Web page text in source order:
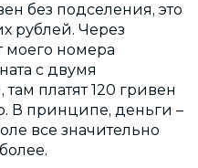
без подселения, это
рублей. Через
моего номера
с двумя
платят 120 гривен
В принципе, деньги –
все значительно